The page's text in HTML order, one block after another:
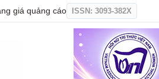
giá quảng cáo ISSN: 3093-382X